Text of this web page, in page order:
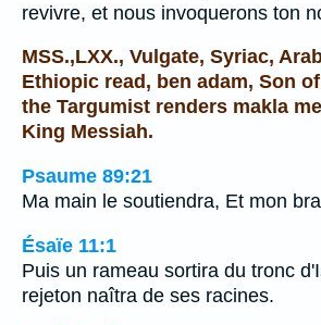
revivre, et nous invoquerons ton
MSS.,LXX., Vulgate, Syriac,
Ethiopic read, ben adam, Son
the Targumist renders makla
King Messiah.
Psaume 89:21
Ma main le soutiendra, Et mon
Ésaïe 11:1
Puis un rameau sortira du tronc
rejeton naîtra de ses racines.